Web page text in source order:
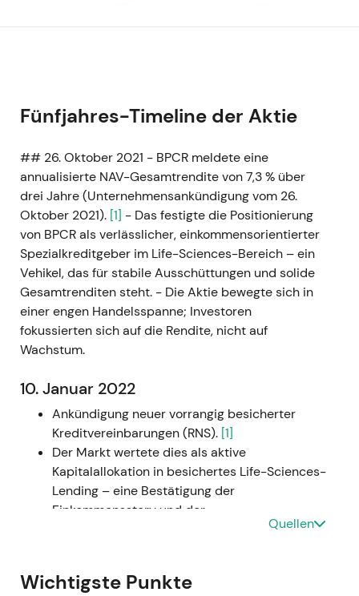
Fünfjahres-Timeline der Aktie
## 26. Oktober 2021 - BPCR meldete eine
annualisierte NAV-Gesamtrendite von 7,3 % über
drei Jahre (Unternehmensankündigung vom 26.
Oktober 2021). [1] - Das festigte die Positionierung
von BPCR als verlässlicher, einkommensorientierter
Spezialkreditgeber im Life-Sciences-Bereich – ein
Vehikel, das für stabile Ausschüttungen und solide
Gesamtrenditen steht. - Die Aktie bewegte sich in
einer engen Handelsspanne; Investoren
fokussierten sich auf die Rendite, nicht auf
Wachstum.
10. Januar 2022
Ankündigung neuer vorrangig besicherter
Kreditvereinbarungen (RNS). [1]
Der Markt wertete dies als aktive
Kapitalallokation in besichertes Life-Sciences-
Lending – eine Bestätigung der
Einkommensstory und der
untermauerte.
Quellen
Wichtigste Punkte